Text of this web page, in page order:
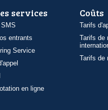
services
entrants
Service
en ligne
Coûts
Tarifs
Tarifs de
Tarifs de